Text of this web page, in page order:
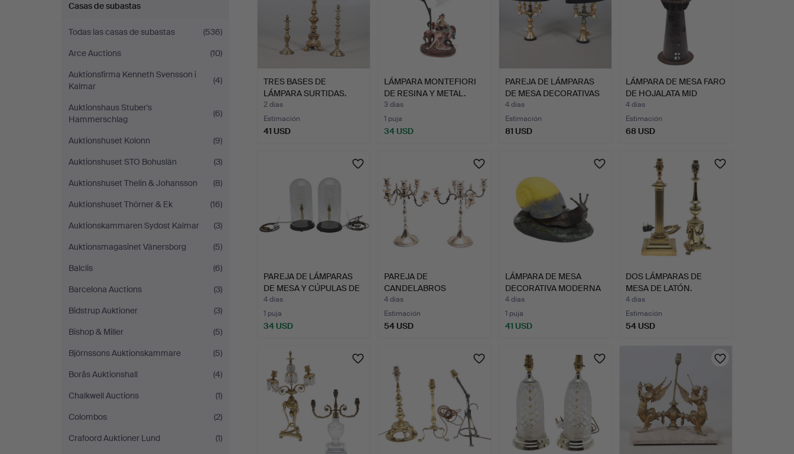
Casas de subastas
Todas las casas de subastas
(536)
Arce Auctions
(10)
Auktionsfirma Kenneth Svensson i
Kalmar
(4)
Auktionshaus Stuber's
Hammerschlag
(6)
Auktionshuset Kolonn
(9)
Auktionshuset STO Bohuslän
(3)
Auktionshuset Thelin & Johansson
(8)
Auktionshuset Thörner & Ek
(16)
Auktionskammaren Sydost Kalmar
(3)
Auktionsmagasinet Vänersborg
(5)
Balclis
(6)
Barcelona Auctions
(3)
Bidstrup Auktioner
(3)
Bishop & Miller
(5)
Björnssons Auktionskammare
(5)
Borås Auktionshall
(4)
Chalkwell Auctions
(1)
Colombos
(2)
Crafoord Auktioner Lund
(1)
TRES BASES DE
LÁMPARA SURTIDAS.
2 días
Estimación
41 USD
LÁMPARA MONTEFIORI
DE RESINA Y METAL.
3 días
1 puja
34 USD
PAREJA DE LÁMPARAS
DE MESA DECORATIVAS
PIN…
4 días
Estimación
81 USD
LÁMPARA DE MESA FARO
DE HOJALATA MID
CENTU…
4 días
Estimación
68 USD
PAREJA DE LÁMPARAS
DE MESA Y CÚPULAS DE
CR…
4 días
1 puja
34 USD
PAREJA DE
CANDELABROS
PLATEADOS.
4 días
Estimación
54 USD
LÁMPARA DE MESA
DECORATIVA MODERNA
CON FOR…
4 días
1 puja
41 USD
DOS LÁMPARAS DE
MESA DE LATÓN.
4 días
Estimación
54 USD